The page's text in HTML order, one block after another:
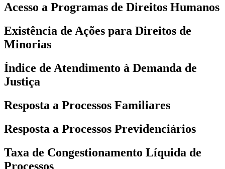
Acesso a Programas de Direitos Humanos
Existência de Ações para Direitos de
Minorias
Índice de Atendimento à Demanda de
Justiça
Resposta a Processos Familiares
Resposta a Processos Previdenciários
Taxa de Congestionamento Líquida de
Processos